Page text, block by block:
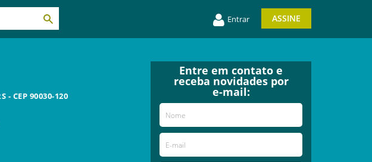
Entrar ASSINE
- CEP 90030-120
Entre em contato e
receba novidades por
e-mail: